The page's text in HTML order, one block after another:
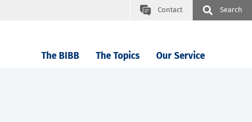
Contact Search
The BIBB The Topics Our Service